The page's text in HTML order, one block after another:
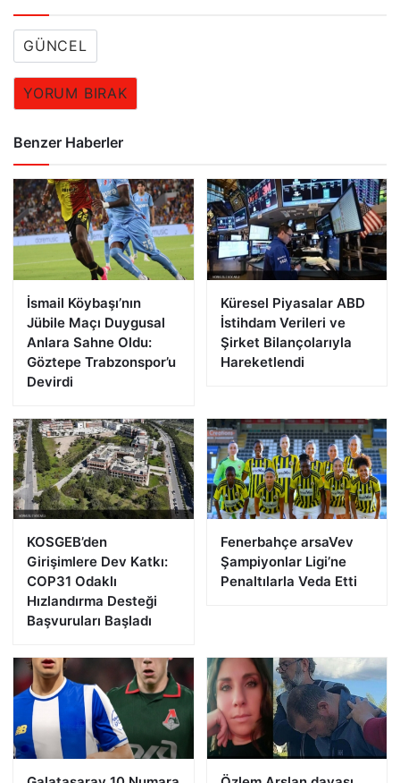
GÜNCEL
YORUM BIRAK
Benzer Haberler
İsmail Köybaşı’nın
Jübile Maçı Duygusal
Anlara Sahne Oldu:
Göztepe Trabzonspor’u
Devirdi
Küresel Piyasalar ABD
İstihdam Verileri ve
Şirket Bilançolarıyla
Hareketlendi
KOSGEB’den
Girişimlere Dev Katkı:
COP31 Odaklı
Hızlandırma Desteği
Başvuruları Başladı
Fenerbahçe arsaVev
Şampiyonlar Ligi’ne
Penaltılarla Veda Etti